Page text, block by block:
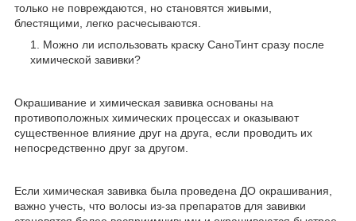
только не повреждаются, но становятся живыми,
блестящими, легко расчесываются.
Можно ли использовать краску СаноТинт сразу после
химической завивки?
Окрашивание и химическая завивка основаны на
противоположных химических процессах и оказывают
существенное влияние друг на друга, если проводить их
непосредственно друг за другом.
Если химическая завивка была проведена ДО окрашивания,
важно учесть, что волосы из-за препаратов для завивки